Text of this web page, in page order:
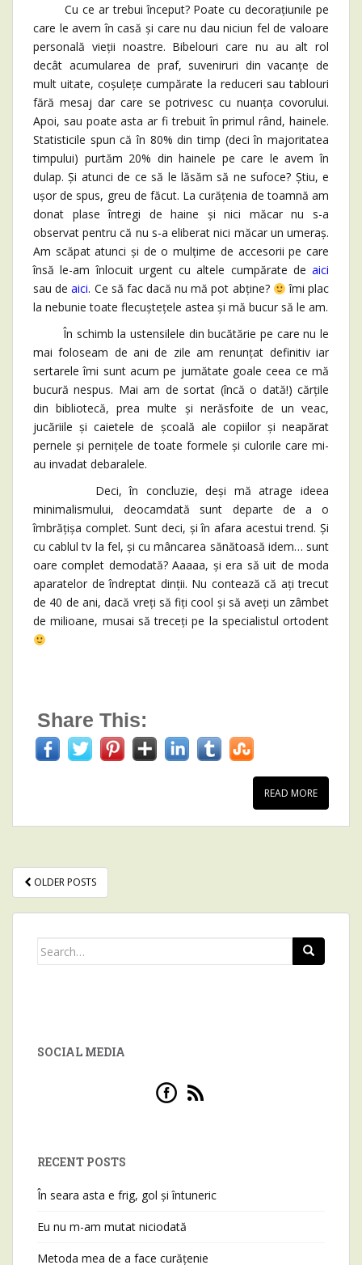
Cu ce ar trebui început? Poate cu decorațiunile pe
care le avem în casă și care nu dau niciun fel de valoare
personală vieții noastre. Bibelouri care nu au alt rol
decât acumularea de praf, suveniruri din vacanțe de
mult uitate, coșulețe cumpărate la reduceri sau tablouri
fără mesaj dar care se potrivesc cu nuanța covorului.
Apoi, sau poate asta ar fi trebuit în primul rând, hainele.
Statisticile spun că în 80% din timp (deci în majoritatea
timpului) purtăm 20% din hainele pe care le avem în
dulap. Și atunci de ce să le lăsăm să ne sufoce? Știu, e
ușor de spus, greu de făcut. La curățenia de toamnă am
donat plase întregi de haine și nici măcar nu s-a
observat pentru că nu s-a eliberat nici măcar un umeraș.
Am scăpat atunci și de o mulțime de accesorii pe care
însă le-am înlocuit urgent cu altele cumpărate de aici
sau de aici. Ce să fac dacă nu mă pot abține?
îmi plac
la nebunie toate flecuștețele astea și mă bucur să le am.
În schimb la ustensilele din bucătărie pe care nu le
mai foloseam de ani de zile am renunțat definitiv iar
sertarele îmi sunt acum pe jumătate goale ceea ce mă
bucură nespus. Mai am de sortat (încă o dată!) cărțile
din bibliotecă, prea multe și nerăsfoite de un veac,
jucăriile și caietele de școală ale copiilor și neapărat
pernele și pernițele de toate formele și culorile care mi-
au invadat debaralele.
Deci, în concluzie, deși mă atrage ideea
minimalismului, deocamdată sunt departe de a o
îmbrățișa complet. Sunt deci, și în afara acestui trend. Și
cu cablul tv la fel, și cu mâncarea sănătoasă idem… sunt
oare complet demodată? Aaaaa, și era să uit de moda
aparatelor de îndreptat dinții. Nu contează că ați trecut
de 40 de ani, dacă vreți să fiți cool și să aveți un zâmbet
de milioane, musai să treceți pe la specialistul ortodent
Share This:
READ MORE
POSTS NAVIGATION
OLDER POSTS
Search for:
SOCIAL MEDIA
RECENT POSTS
În seara asta e frig, gol și întuneric
Eu nu m-am mutat niciodată
Metoda mea de a face curățenie